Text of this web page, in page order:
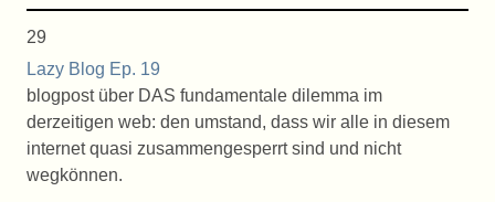
29
Lazy Blog Ep. 19
blogpost über DAS fundamentale dilemma im
derzeitigen web: den umstand, dass wir alle in diesem
internet quasi zusammengesperrt sind und nicht
wegkönnen.